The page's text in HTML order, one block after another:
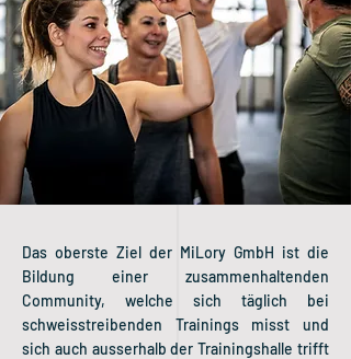
Das oberste Ziel der MiLory GmbH ist die
Bildung einer zusammenhaltenden
Community, welche sich täglich bei
schweisstreibenden Trainings misst und
sich auch ausserhalb der Trainingshalle trifft